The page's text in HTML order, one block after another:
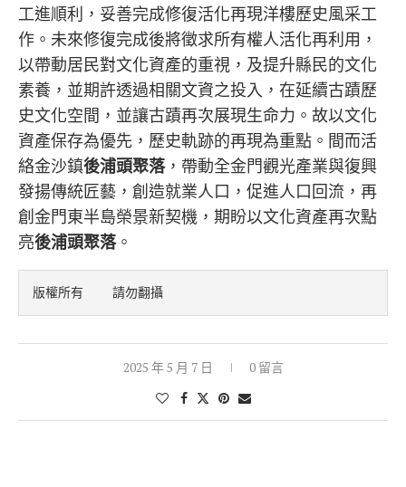
工進順利，妥善完成修復活化再現洋樓歷史風采工
作。未來修復完成後將徵求所有權人活化再利用，
以帶動居民對文化資產的重視，及提升縣民的文化
素養，並期許透過相關文資之投入，在延續古蹟歷
史文化空間，並讓古蹟再次展現生命力。故以文化
資產保存為優先，歷史軌跡的再現為重點。間而活
絡金沙鎮後浦頭聚落，帶動全金門觀光產業與復興
發揚傳統匠藝，創造就業人口，促進人口回流，再
創金門東半島榮景新契機，期盼以文化資產再次點
亮後浦頭聚落。
版權所有    請勿翻攝
2025 年 5 月 7 日 0 留言